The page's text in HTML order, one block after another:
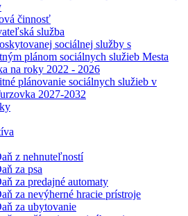
činnosť
služba
sociálnej služby s
plánom sociálnych služieb Mesta
na roky 2022 - 2026
plánovanie sociálnych služieb v
2027-2032
z nehnuteľností
za psa
za predajné automaty
za nevýherné hracie prístroje
za ubytovanie